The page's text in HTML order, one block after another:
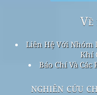
Về
Liên Hệ Với Nhóm
Khí
Báo Chí Và
nghiên cứu